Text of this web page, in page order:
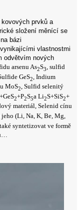
prvků a
složení měnící se
bázi
vlastnostmi
odvětvím nových
arsenu As2S3, sulfid
GeS2 , Indium
MoS2, Sulfid selenitý
2+P2S5a Li2S+SiS2+
materiál, Selenid cínu
(Li, Na, K, Be, Mg,
syntetizovat ve formě